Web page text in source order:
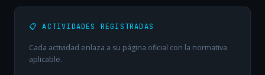
📋 ACTIVIDADES REGISTRADAS
Cada actividad enlaza a su página oficial con la normativa
aplicable.